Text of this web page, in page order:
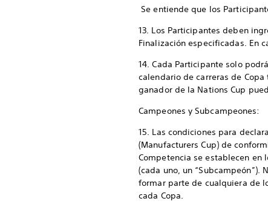
Se entiende que los
13. Los Participantes deben
Finalización especificadas. En
14. Cada Participante solo
calendario de carreras de
ganador de la Nations Cup
Campeones y Subcampeones:
15. Las condiciones para
(Manufacturers Cup) de
Competencia se establecen en
(cada uno, un
formar parte de cualquiera de
cada Copa.